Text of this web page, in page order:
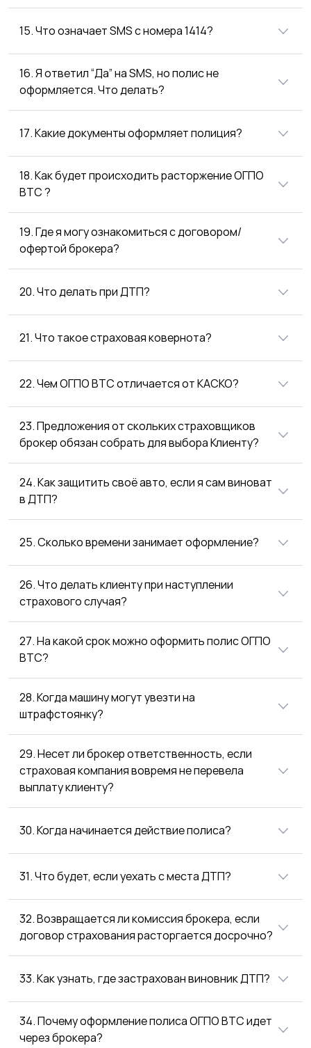
15. Что означает SMS с номера 1414?
16. Я ответил “Да” на SMS, но полис не
оформляется. Что делать?
17. Какие документы оформляет полиция?
18. Как будет происходить расторжение ОГПО
ВТС ?
19. Где я могу ознакомиться с договором/
офертой брокера?
20. Что делать при ДТП?
21. Что такое страховая ковернота?
22. Чем ОГПО ВТС отличается от КАСКО?
23. Предложения от скольких страховщиков
брокер обязан собрать для выбора Клиенту?
24. Как защитить своё авто, если я сам виноват
в ДТП?
25. Сколько времени занимает оформление?
26. Что делать клиенту при наступлении
страхового случая?
27. На какой срок можно оформить полис ОГПО
ВТС?
28. Когда машину могут увезти на
штрафстоянку?
29. Несет ли брокер ответственность, если
страховая компания вовремя не перевела
выплату клиенту?
30. Когда начинается действие полиса?
31. Что будет, если уехать с места ДТП?
32. Возвращается ли комиссия брокера, если
договор страхования расторгается досрочно?
33. Как узнать, где застрахован виновник ДТП?
34. Почему оформление полиса ОГПО ВТС идет
через брокера?